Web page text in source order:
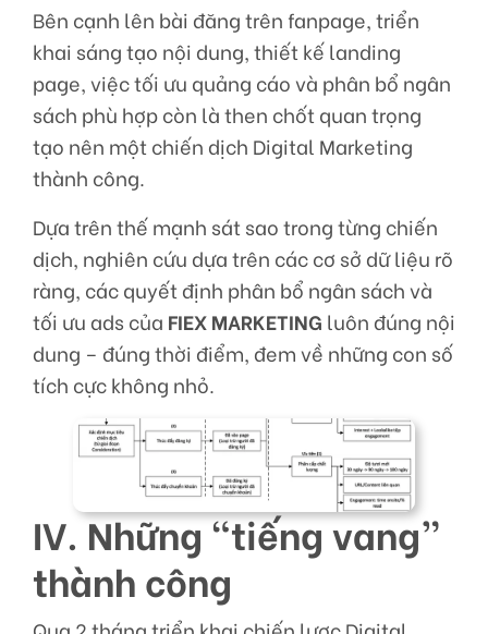
Bên cạnh lên bài đăng trên fanpage, triển
khai sáng tạo nội dung, thiết kế landing
page, việc tối ưu quảng cáo và phân bổ ngân
sách phù hợp còn là then chốt quan trọng
tạo nên một chiến dịch Digital Marketing
thành công.
Dựa trên thế mạnh sát sao trong từng chiến
dịch, nghiên cứu dựa trên các cơ sở dữ liệu rõ
ràng, các quyết định phân bổ ngân sách và
tối ưu ads của FIEX MARKETING luôn đúng nội
dung – đúng thời điểm, đem về những con số
tích cực không nhỏ.
IV. Những “tiếng vang”
thành công